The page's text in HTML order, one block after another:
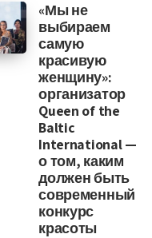
«Мы не
выбираем
самую
красивую
женщину»:
организатор
Queen of the
Baltic
International —
о том, каким
должен быть
современный
конкурс
красоты